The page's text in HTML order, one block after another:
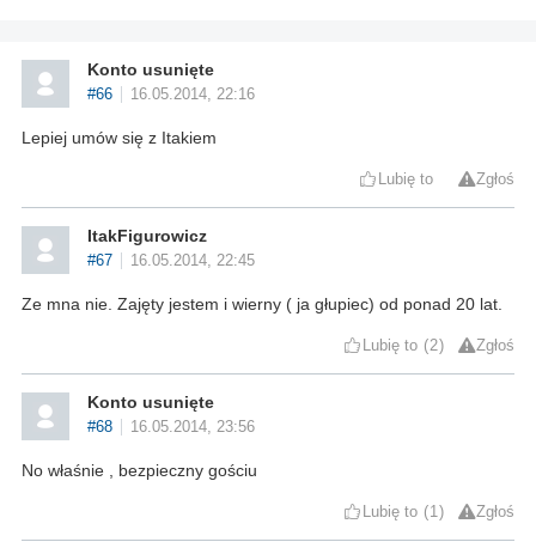
Konto usunięte
#66 16.05.2014, 22:16
Lepiej umów się z Itakiem
Lubię to Zgłoś
ItakFigurowicz
#67 16.05.2014, 22:45
Ze mna nie. Zajęty jestem i wierny ( ja głupiec) od ponad 20 lat.
Lubię to 2 Zgłoś
Konto usunięte
#68 16.05.2014, 23:56
No właśnie , bezpieczny gościu
Lubię to 1 Zgłoś